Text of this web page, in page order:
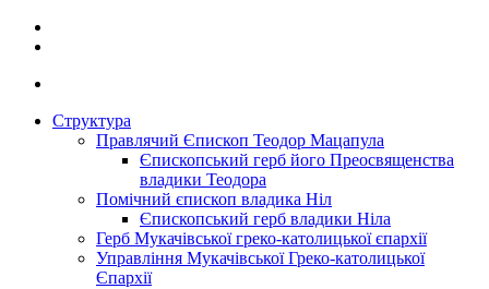
Структура
Правлячий Єпископ Теодор Мацапула
Єпископський герб його Преосвященства
владики Теодора
Помічний єпископ владика Ніл
Єпископський герб владики Ніла
Герб Мукачівської греко-католицької єпархії
Управління Мукачівської Греко-католицької
Єпархії